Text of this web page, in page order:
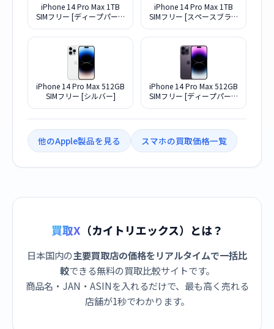
iPhone 14 Pro Max 1TB
SIMフリー [ディープパープ
iPhone 14 Pro Max 1TB
SIMフリー [スペースブラッ
iPhone 14 Pro Max 512GB
SIMフリー [シルバー]
iPhone 14 Pro Max 512GB
SIMフリー [ディープパープ
他のApple製品を見る スマホの買取価格一覧
買取X （カイトリエックス）とは？
日本国内の主要買取店の価格をリアルタイムで一括比
較できる無料の買取比較サイトです。
商品名・JAN・ASINを入れるだけで、最も高く売れる
店舗が1秒でわかります。